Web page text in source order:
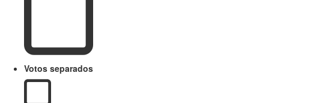
Votos separados